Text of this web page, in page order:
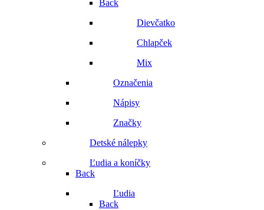
Back
Dievčatko
Chlapček
Mix
Označenia
Nápisy
Značky
Detské nálepky
Ľudia a koníčky
Back
Ľudia
Back